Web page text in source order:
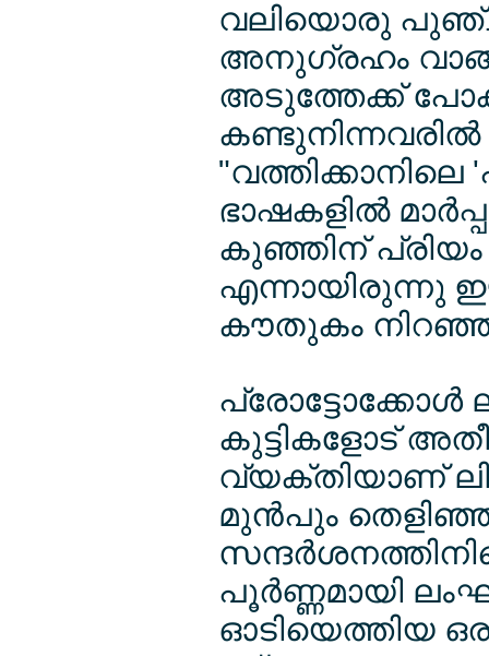
വലിയൊരു
അനുഗ്രഹം
അടുത്തേക്ക്
കണ്ടുനിന്നവരില്‍
ഭാഷകളില്‍
കുഞ്ഞിന്
എന്നായിരുന്നു
കൗതുകം നിറഞ്ഞ
കുട്ടികളോട്
വ്യക്തിയാണ്
മുന്‍പും
പൂര്‍ണ്ണമായി
ഓടിയെത്തിയ